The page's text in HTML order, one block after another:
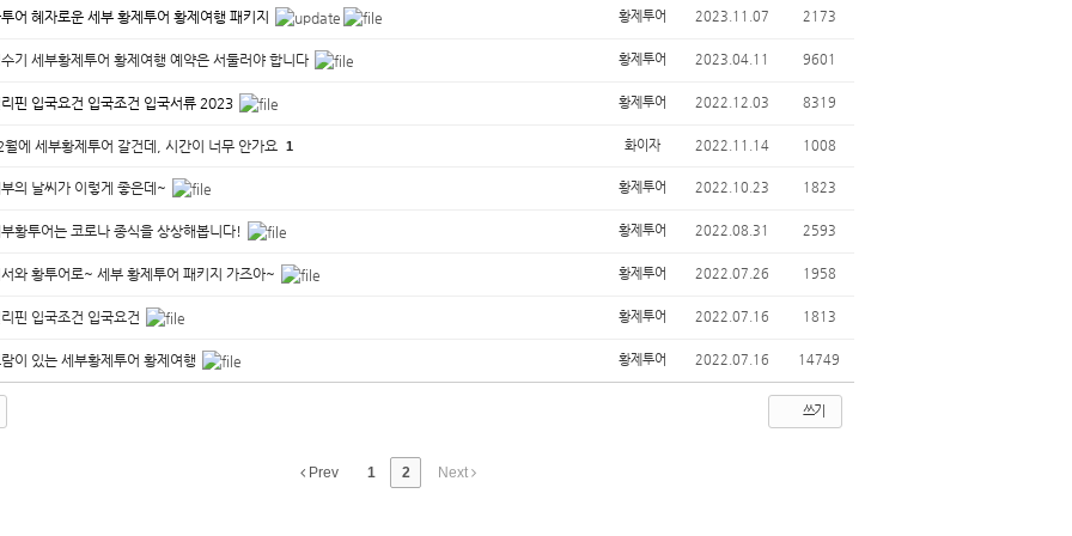
어 혜자로운 세부 황제투어 황제여행 패키지 황제투어 2023.11.07 2173
기 세부황제투어 황제여행 예약은 서둘러야 합니다 황제투어 2023.04.11 9601
핀 입국요건 입국조건 입국서류 2023 황제투어 2022.12.03 8319
월에 세부황제투어 갈건데, 시간이 너무 안가요 1 화이자 2022.11.14 1008
의 날씨가 이렇게 좋은데~ 황제투어 2022.10.23 1823
황투어는 코로나 종식을 상상해봅니다! 황제투어 2022.08.31 2593
와 황투어로~ 세부 황제투어 패키지 가즈아~ 황제투어 2022.07.26 1958
핀 입국조건 입국요건 황제투어 2022.07.16 1813
이 있는 세부황제투어 황제여행 황제투어 2022.07.16 14749
쓰기
Prev 1 2 Next